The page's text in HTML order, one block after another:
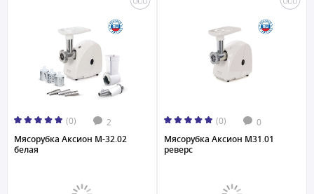
(0) 2
Мясорубка Аксион M-32.02
белая
(0) 0
Мясорубка Аксион M31.01
реверс